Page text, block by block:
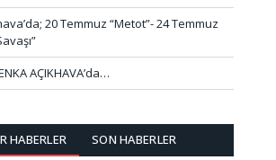
20 Temmuz “Metot”- 24 Temmuz
AÇIKHAVA’da…
HABERLER SON HABERLER